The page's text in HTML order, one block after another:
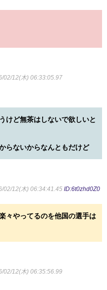
02/12(木) 06:33:05.97
けど無茶はしないで欲しいと
らないからなんともだけど
02/12(木) 06:34:41.45 ID:6t0zhd0Z0
々やってるのを他国の選手は
02/12(木) 06:35:56.99